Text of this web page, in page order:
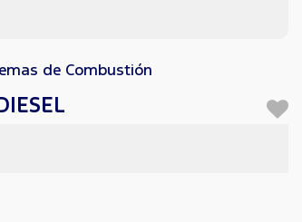
de Combustión